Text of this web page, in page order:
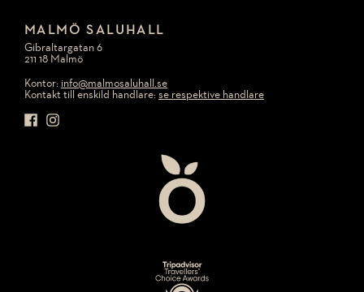
MALMÖ SALUHALL
Gibraltargatan 6
211 18 Malmö
Kontor: info@malmosaluhall.se
Kontakt till enskild handlare: se respektive handlare